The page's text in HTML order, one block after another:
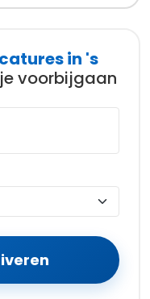
in 's
voorbijgaan